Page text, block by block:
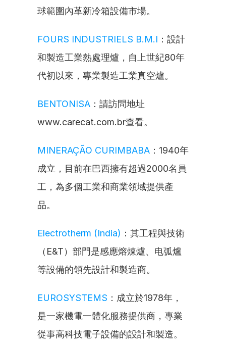
球範圍內革新冷箱設備市場。
FOURS INDUSTRIELS B.M.I ：設計
和製造工業熱處理爐，自上世紀80年
代初以來，專業製造工業真空爐。
BENTONISA ：請訪問地址
www.carecat.com.br查看。
MINERAÇÃO CURIMBABA ：1940年
成立，目前在巴西擁有超過2000名員
工，為多個工業和商業領域提供產
品。
Electrotherm (India) ：其工程與技術
（E&T）部門是感應熔煉爐、电弧爐
等設備的領先設計和製造商。
EUROSYSTEMS ：成立於1978年，
是一家機電一體化服務提供商，專業
從事高科技電子設備的設計和製造。